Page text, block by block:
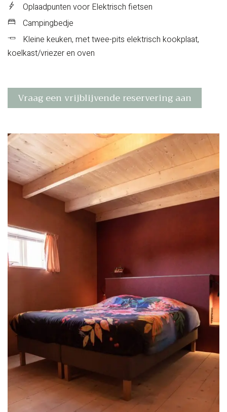
Oplaadpunten voor Elektrisch fietsen
Campingbedje
Kleine keuken, met twee-pits elektrisch kookplaat,
koelkast/vriezer en oven
Vraag een vrijblijvende reservering aan